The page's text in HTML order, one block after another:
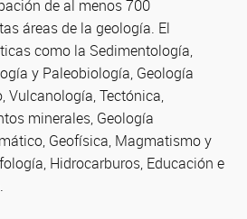
de al menos 700
áreas de la geología. El
como la Sedimentología,
y Paleobiología, Geología
Vulcanología, Tectónica,
minerales, Geología
Geofísica, Magmatismo y
Hidrocarburos, Educación e